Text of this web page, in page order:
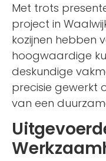
Met trots
project in
kozijnen hebben
hoogwaardige
deskundige
precisie gewerkt
van een